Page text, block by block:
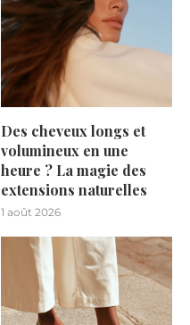
Des cheveux longs et
volumineux en une
heure ? La magie des
extensions naturelles
1 août 2026